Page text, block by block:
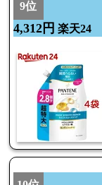
9位
4,312円 楽天24